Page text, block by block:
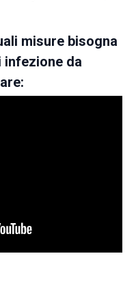
misure bisogna
infezione da